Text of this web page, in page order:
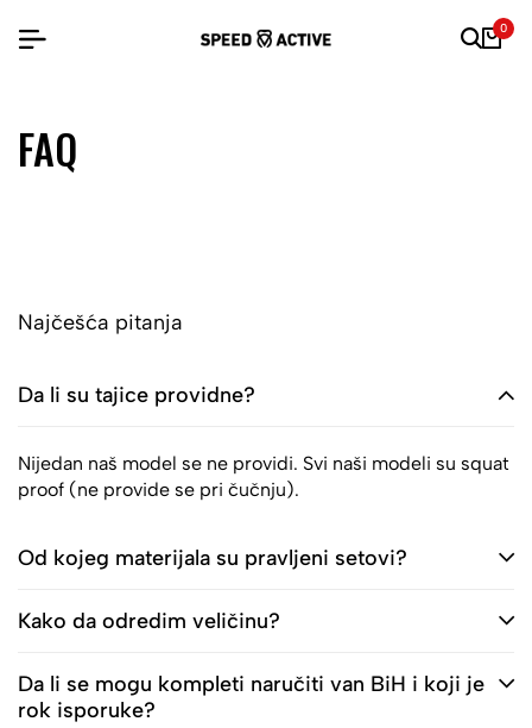
0
FAQ
Najčešća pitanja
Da li su tajice providne?
Nijedan naš model se ne providi. Svi naši modeli su squat
proof (ne provide se pri čučnju).
Od kojeg materijala su pravljeni setovi?
Kako da odredim veličinu?
Da li se mogu kompleti naručiti van BiH i koji je
rok isporuke?